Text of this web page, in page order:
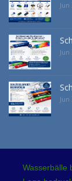
Jun
Jun
Jun
Wasserbälle